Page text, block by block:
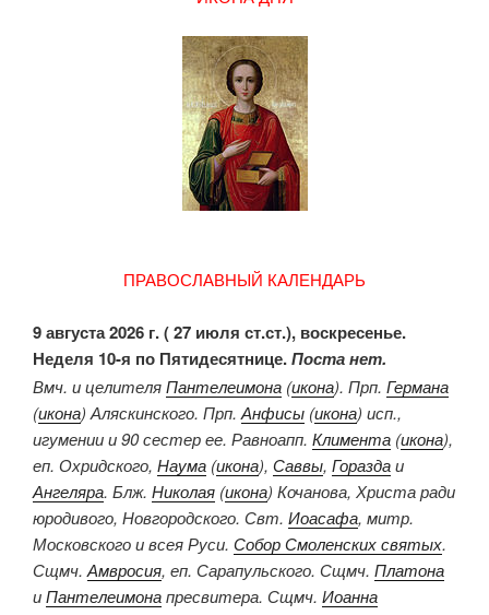
ПРАВОСЛАВНЫЙ КАЛЕНДАРЬ
9 августа 2026 г. ( 27 июля ст.ст.), воскресенье.
Неделя 10-я по Пятидесятнице.Поста нет.
Вмч. и целителяПантелеимона (икона). Прп. Германа
(икона) Аляскинского. Прп. Анфисы (икона) исп.,
игумении и 90 сестер ее. Равноапп. Климента (икона),
еп. Охридского, Наума (икона), Саввы, Гораздаи
Ангеляра. Блж. Николая (икона) Кочанова, Христа ради
юродивого, Новгородского. Свт. Иоасафа, митр.
Московского и всея Руси. Собор Смоленских святых.
Сщмч. Амвросия, еп. Сарапульского. Сщмч. Платона
иПантелеимонапресвитера. Сщмч. Иоанна